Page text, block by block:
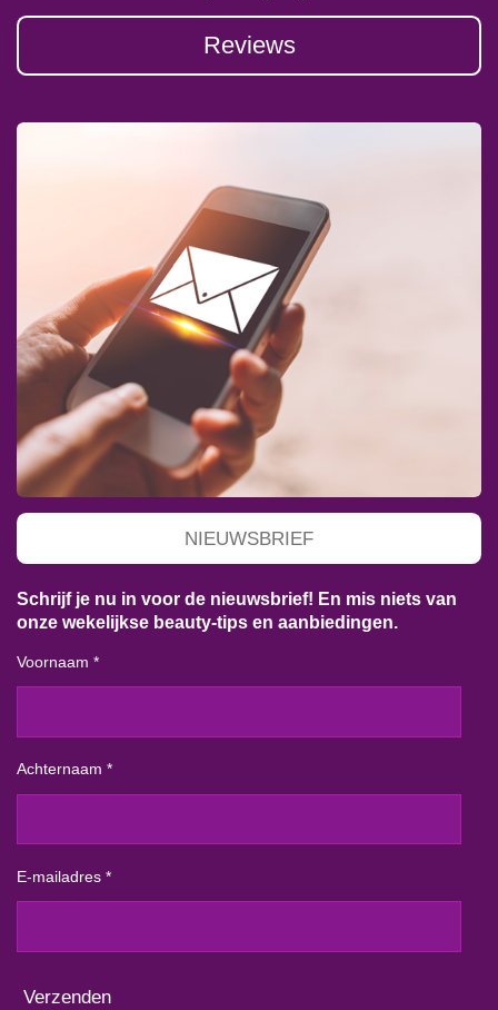
Reviews
NIEUWSBRIEF
Schrijf je nu in voor de nieuwsbrief! En mis niets van
onze wekelijkse beauty-tips en aanbiedingen.
Voornaam *
Achternaam *
E-mailadres *
Verzenden